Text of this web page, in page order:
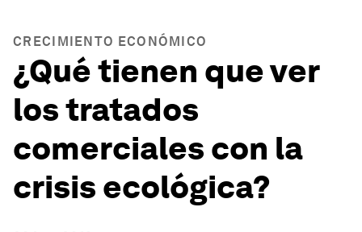
CRECIMIENTO ECONÓMICO
¿Qué tienen que ver
los tratados
comerciales con la
crisis ecológica?